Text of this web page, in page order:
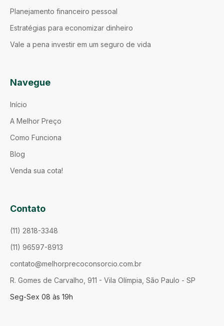
Planejamento financeiro pessoal
Estratégias para economizar dinheiro
Vale a pena investir em um seguro de vida
Navegue
Início
A Melhor Preço
Como Funciona
Blog
Venda sua cota!
Contato
(11) 2818-3348
(11) 96597-8913
contato@melhorprecoconsorcio.com.br
R. Gomes de Carvalho, 911 - Vila Olímpia, São Paulo - SP
Seg-Sex 08 às 19h